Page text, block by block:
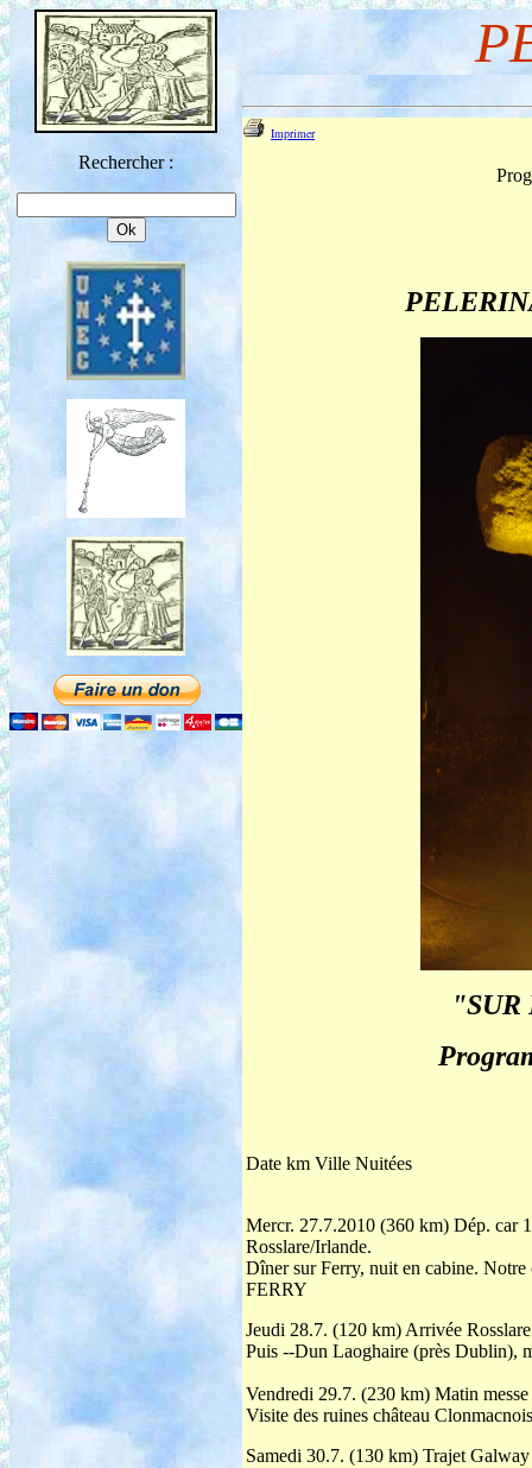
Rechercher :
Imprimer
"SUR
Date km Ville Nuitées
Mercr. 27.7.2010 (360 km) Dép. car
Rosslare/Irlande.
Dîner sur Ferry, nuit en cabine.
FERRY
Jeudi 28.7. (120 km) Arrivée
Puis --Dun Laoghaire (près Dublin),
Vendredi 29.7. (230 km) Matin
Visite des ruines château
Samedi 30.7. (130 km) Trajet